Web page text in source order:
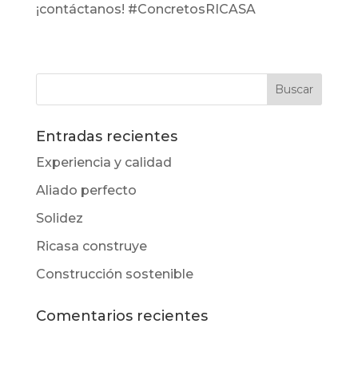
¡contáctanos! #ConcretosRICASA
Entradas recientes
Experiencia y calidad
Aliado perfecto
Solidez
Ricasa construye
Construcción sostenible
Comentarios recientes